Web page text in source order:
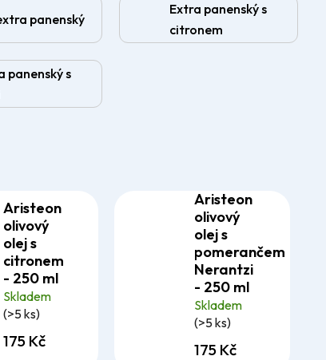
panenský
Extra panenský s
citronem
panenský s
Aristeon
olivový
olej s
citronem
- 250 ml
Skladem
(>5 ks)
175 Kč
Aristeon
olivový
olej s
pomerančem
Nerantzi
- 250 ml
Skladem
(>5 ks)
175 Kč